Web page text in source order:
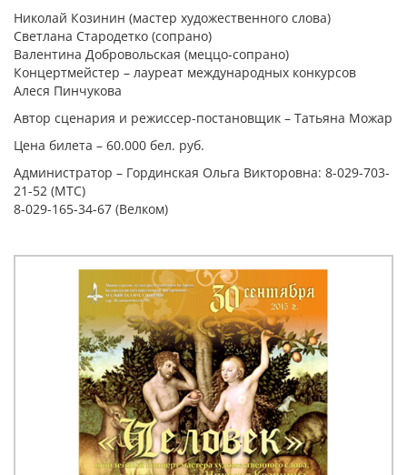
Николай Козинин (мастер художественного слова)
Светлана Стародетко (сопрано)
Валентина Добровольская (меццо-сопрано)
Концертмейстер – лауреат международных конкурсов
Алеся Пинчукова
Автор сценария и режиссер-постановщик – Татьяна Можар
Цена билета – 60.000 бел. руб.
Администратор – Гординская Ольга Викторовна: 8-029-703-
21-52 (МТС)
8-029-165-34-67 (Велком)